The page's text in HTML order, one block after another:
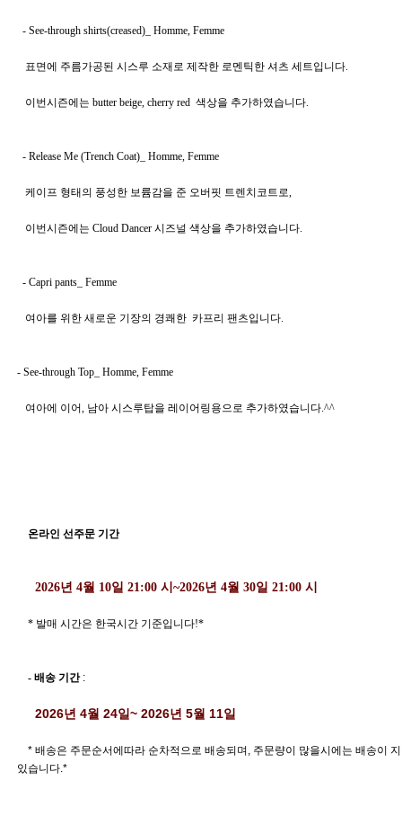
  -
See-through shirts(creased)_ Homme, Femme
표면에 주름가공된 시스루 소재로 제작한 로멘틱한 셔츠 세트입니다.
이번시즌에는 butter beige, cherry red  색상을 추가하였습니다.
  -
Release Me (Trench Coat)_ Homme, Femme
케이프 형태의 풍성한 보륨감을 준 오버핏 트렌치코트로,
이번시즌에는 Cloud Dancer 시즈널 색상을 추가하였습니다.
  -
Capri pants_ Femme
여아를 위한 새로운 기장의 경쾌한  카프리 팬츠입니다.
- See-through Top_ Homme, Femme
여아에 이어, 남아 시스루탑을 레이어링용으로 추가하였습니다.^^
    온라인 선주문 기간
  2026년 4월 10일 21:00 시~2026년 4월 30일 21:00 시
    * 발매 시간은 한국시간 기준입니다!*
- 배송 기간 :
  2026년 4월 24일~ 2026년 5월 11일
있습니다.*